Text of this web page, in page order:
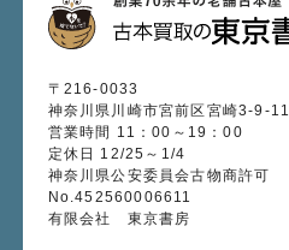
〒216-0033
神奈川県川崎市宮前区宮崎3-9-11
営業時間 11：00～19：00
定休日 12/25～1/4
神奈川県公安委員会古物商許可
No.452560006611
有限会社 東京書房